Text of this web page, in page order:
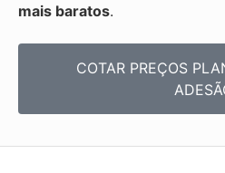
mais baratos.
COTAR PREÇOS